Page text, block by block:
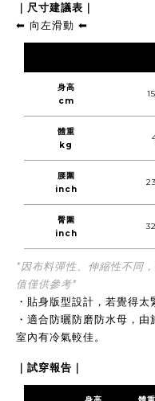
｜尺寸建議表｜
⬅︎ 向左滑動 ⬅︎
身高
cm
體重
kg
腰圍
inch
臀圍
inch
*因布料彈性、伸縮性不同
值僅供參考*
・貼身版型設計，若覺得太
・適合防曬防磨防水母，
室內有冷氣較佳。
｜試穿報告｜